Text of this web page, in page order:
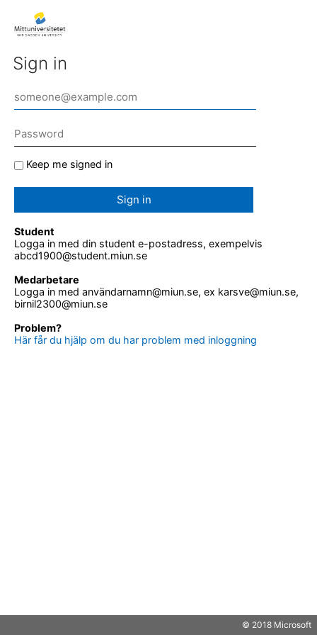
Sign in
Keep me signed in
Sign in
Student
Logga in med din student e-postadress, exempelvis
abcd1900@student.miun.se
Medarbetare
Logga in med användarnamn@miun.se, ex karsve@miun.se,
birnil2300@miun.se
Problem?
Här får du hjälp om du har problem med inloggning
© 2018 Microsoft